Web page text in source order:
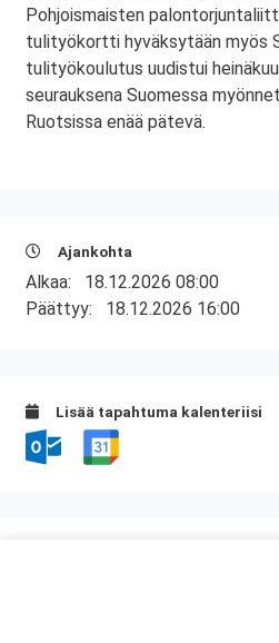
Pohjoismaisten
tulityökortti hyväksytään myös
tulityökoulutus uudistui
seurauksena Suomessa
Ruotsissa enää pätevä.
Ajankohta
Alkaa: 18.12.2026 08:00
Päättyy: 18.12.2026 16:00
Lisää tapahtuma kalenteriisi